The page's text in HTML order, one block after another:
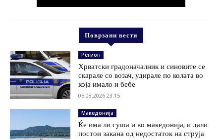
Поврзани вести
Регион
Хрватски градоначалник и синовите се
скарале со возач, удирале по колата во
која имало и бебе
05.08.2026 23:15
Македонија
Ќе има ли суша и во македонија, и дали
постои закана од недостаток на струја